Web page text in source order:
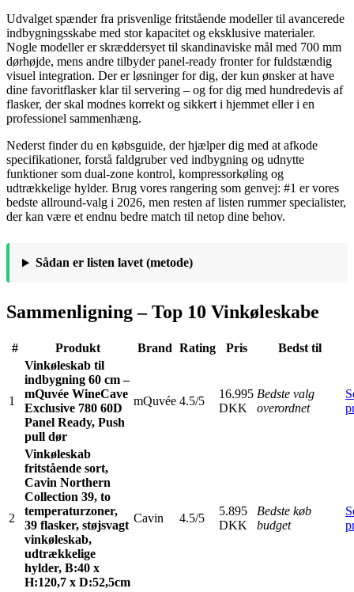
Udvalget spænder fra prisvenlige fritstående modeller til avancerede
indbygningsskabe med stor kapacitet og eksklusive materialer.
Nogle modeller er skræddersyet til skandinaviske mål med 700 mm
dørhøjde, mens andre tilbyder panel-ready fronter for fuldstændig
visuel integration. Der er løsninger for dig, der kun ønsker at have
dine favoritflasker klar til servering – og for dig med hundredevis af
flasker, der skal modnes korrekt og sikkert i hjemmet eller i en
professionel sammenhæng.
Nederst finder du en købsguide, der hjælper dig med at afkode
specifikationer, forstå faldgruber ved indbygning og udnytte
funktioner som dual-zone kontrol, kompressorkøling og
udtrækkelige hylder. Brug vores rangering som genvej: #1 er vores
bedste allround-valg i 2026, men resten af listen rummer specialister,
der kan være et endnu bedre match til netop dine behov.
Sådan er listen lavet (metode)
Sammenligning – Top 10 Vinkøleskabe
# Produkt Brand Rating Pris Bedst til
1
Vinkøleskab til
indbygning 60 cm –
mQuvée WineCave
Exclusive 780 60D
Panel Ready, Push
pull dør
mQuvée 4.5/5
16.995
DKK
Bedste valg
overordnet
2
Vinkøleskab
fritstående sort,
Cavin Northern
Collection 39, to
temperaturzoner,
39 flasker, støjsvagt
vinkøleskab,
udtrækkelige
hylder, B:40 x
H:120,7 x D:52,5cm
Cavin 4.5/5
5.895
DKK
Bedste køb
budget